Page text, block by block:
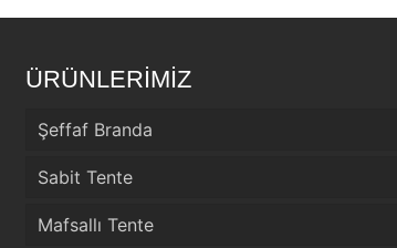
ÜRÜNLERİMİZ
Şeffaf Branda
Sabit Tente
Mafsallı Tente